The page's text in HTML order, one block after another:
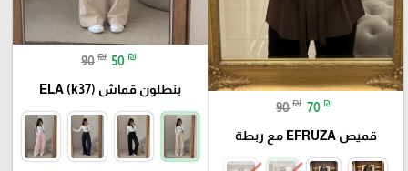
90 ₪ 70 ₪
قميص EFRUZA مع ربطة
90 ₪ 50 ₪
بنطلون قماش ELA (k37)